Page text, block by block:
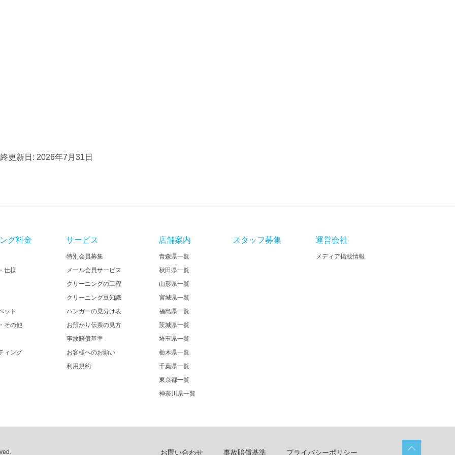
更新日: 2026年7月31日
グ料金
仕様
ット
その他
ィング
サービス
特別会員募集
メール会員サービス
クリーニングの工程
クリーニング豆知識
ハンガーの見分け表
お預かり伝票の見方
事故賠償基準
お客様へのお願い
利用規約
店舗案内
青森県一覧
秋田県一覧
山形県一覧
宮城県一覧
福島県一覧
茨城県一覧
埼玉県一覧
栃木県一覧
千葉県一覧
東京都一覧
神奈川県一覧
スタッフ募集 運営会社
メディア掲載情報
お問い合わせ 事故賠償基準 プライバシーポリシー